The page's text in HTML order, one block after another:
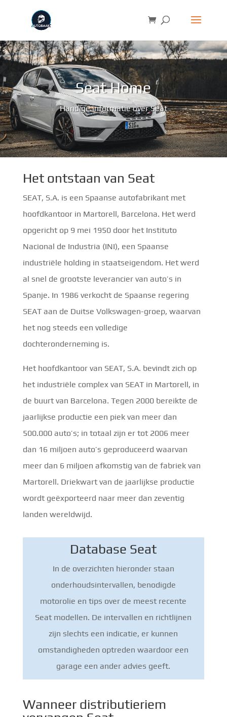
Seat Home
Handige informatie over Seat
Het ontstaan van Seat
SEAT, S.A. is een Spaanse autofabrikant met
hoofdkantoor in Martorell, Barcelona. Het werd
opgericht op 9 mei 1950 door het Instituto
Nacional de Industria (INI), een Spaanse
industriële holding in staatseigendom. Het werd
al snel de grootste leverancier van auto’s in
Spanje. In 1986 verkocht de Spaanse regering
SEAT aan de Duitse Volkswagen-groep, waarvan
het nog steeds een volledige
dochteronderneming is.
Het hoofdkantoor van SEAT, S.A. bevindt zich op
het industriële complex van SEAT in Martorell, in
de buurt van Barcelona. Tegen 2000 bereikte de
jaarlijkse productie een piek van meer dan
500.000 auto’s; in totaal zijn er tot 2006 meer
dan 16 miljoen auto’s geproduceerd waarvan
meer dan 6 miljoen afkomstig van de fabriek van
Martorell. Driekwart van de jaarlijkse productie
wordt geëxporteerd naar meer dan zeventig
landen wereldwijd.
Database Seat
In de overzichten hieronder staan
onderhoudsintervallen, benodigde
motorolie en tips over de meest recente
Seat modellen. De intervallen en richtlijnen
zijn slechts een indicatie, er kunnen
omstandigheden optreden waardoor een
garage een ander advies geeft.
Wanneer distributieriem